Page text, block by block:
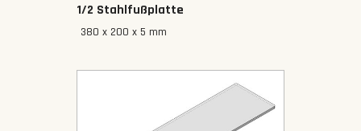
1/2 Stahlfußplatte
380 x 200 x 5 mm